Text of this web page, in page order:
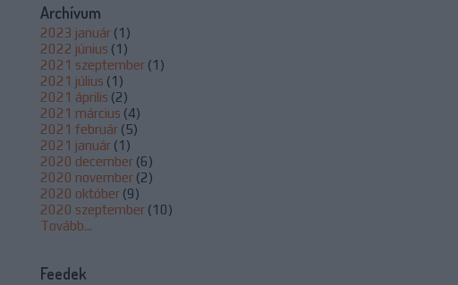
Archívum
2023 január (1 )
2022 június (1 )
2021 szeptember (1 )
2021 július (1 )
2021 április (2)
2021 március (4)
2021 február (5)
2021 január (1 )
2020 december (6)
2020 november (2)
2020 október (9)
2020 szeptember (10)
Tovább...
Feedek